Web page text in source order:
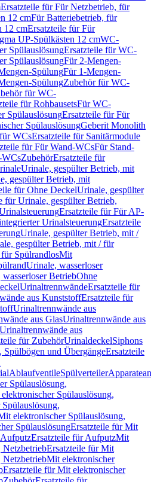
Ersatzteile für Für Netzbetrieb, für
12 cmFür Batteriebetrieb, für
12 cmErsatzteile für Für
UP-Spülkästen 12 cmWC-
SpülauslösungErsatzteile für WC-
SpülauslösungFür 2-Mengen-
SpülungFür 1-Mengen-
SpülungZubehör für WC-
für WC-
für RohbausetsFür WC-
SpülauslösungErsatzteile für Für
SpülauslösungGeberit Monolith
WCsErsatzteile für Sanitärmodule
für Für Wand-WCsFür Stand-
WCsZubehörErsatzteile für
Urinale, gespülter Betrieb, mit
gespülter Betrieb, mit
für Ohne DeckelUrinale, gespülter
für Urinale, gespülter Betrieb,
Ersatzteile für Für AP-
UrinalsteuerungErsatzteile
Urinale, gespülter Betrieb, mit /
gespülter Betrieb, mit / für
SpülrandlosMit
Urinale, wasserloser
BetriebOhne
UrinaltrennwändeErsatzteile für
aus KunststoffErsatzteile für
Urinaltrennwände aus
aus GlasUrinaltrennwände aus
aus
für ZubehörUrinaldeckelSiphons
Spülbögen und ÜbergängeErsatzteile
AblaufventileSpülverteiler
Spülauslösung,
Spülauslösung,
elektronischer Spülauslösung,
SpülauslösungErsatzteile für Mit
AufputzErsatzteile für AufputzMit
NetzbetriebErsatzteile für Mit
NetzbetriebMit elektronischer
Ersatzteile für Mit elektronischer